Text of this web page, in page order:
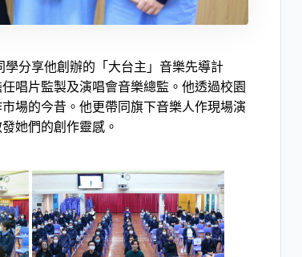
分享他創辦的「大台主」音樂先導計
唱片監製及演唱會音樂總監。他透過校園
場的今昔。他更帶同旗下音樂人作現場演
她們的創作靈感。